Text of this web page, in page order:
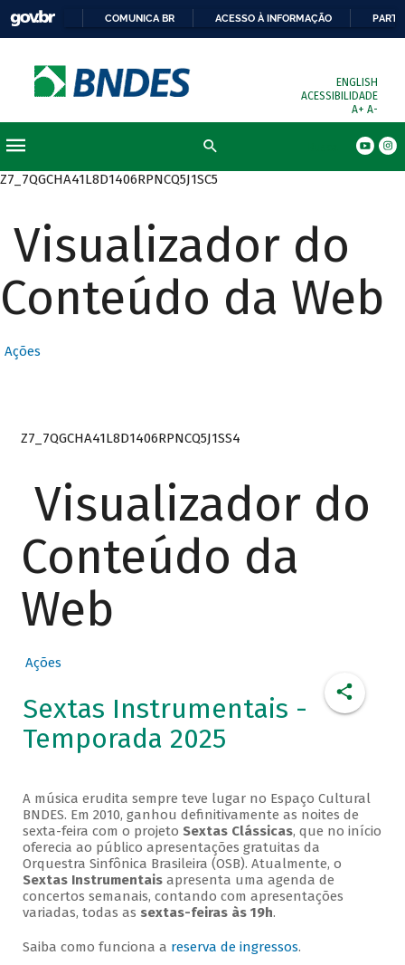
COMUNICA BR ACESSO À INFORMAÇÃO
ENGLISH
ACESSIBILIDADE
A+ A-
Z7_7QGCHA41L8D1406RPNCQ5J1SC5
Visualizador do
Conteúdo da Web
Ações
Z7_7QGCHA41L8D1406RPNCQ5J1SS4
Visualizador do
Conteúdo da
Web
Ações
Sextas Instrumentais -
Temporada 2025
A música erudita sempre teve lugar no Espaço Cultural
BNDES. Em 2010, ganhou definitivamente as noites de
sexta-feira com o projeto Sextas Clássicas, que no início
oferecia ao público apresentações gratuitas da
Orquestra Sinfônica Brasileira (OSB). Atualmente, o
Sextas Instrumentaisapresenta uma agenda de
concertos semanais, contando com apresentações
variadas, todas as sextas-feiras às 19h.
Saiba como funciona a reserva de ingressos.